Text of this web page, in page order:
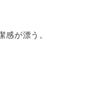
感が漂う。